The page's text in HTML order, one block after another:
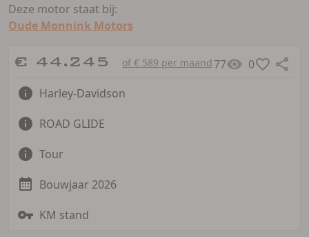
Deze motor staat bij:
Oude Monnink Motors
€ 44.245 of € 589 per maand 77
0
Harley-Davidson
ROAD GLIDE
Tour
Bouwjaar 2026
KM stand